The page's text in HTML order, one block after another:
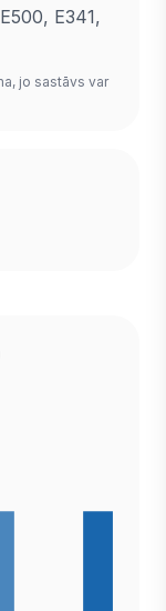
E341,
jo sastāvs var